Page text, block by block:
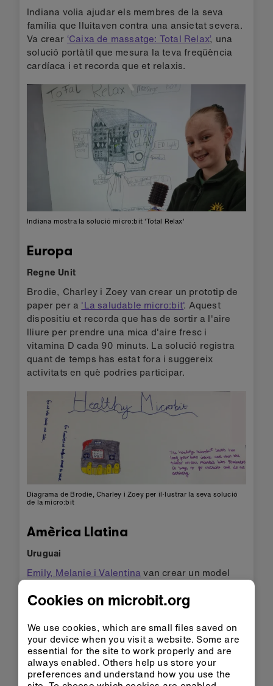
Indiana volia ajudar els membres de la seva
família que lluitaven contra una ansietat severa.
Va crear ‘Caixa de massatge: Total Relax’, una
solució portàtil que mesura la teva freqüència
cardíaca i et recorda que et relaxis.
Indiana mostra la solució micro:bit 'Total Relax'
Europa
Regne Unit
Brodie, Charley i Zoey van crear un prototip de
paper per a 'La saludable micro:bit'. Aquest
dispositiu et recorda que has de sortir a l'aire
lliure per prendre una mica d'aire fresc i
vitamina D cada 90 minuts. La solució registra
quant de temps has estat fora i suggereix
activitats en què podries participar.
Diagrama de Brodie, Charley i Zoey per il·lustrar la seva solució
de la micro:bit
Amèrica Llatina
Uruguai
Emily, Melanie i Valentina van crear un model
idea, un entorn segur per a les abelles. El
dispositiu mesura la temperatura i la humitat i
compta el nombre d'abelles que el visiten.
Cookies on microbit.org
We use cookies, which are small files saved on
your device when you visit a website. Some are
essential for the site to work properly and are
always enabled. Others help us store your
preferences and understand how you use the